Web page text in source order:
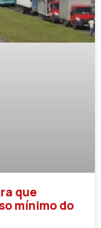
que
mínimo do